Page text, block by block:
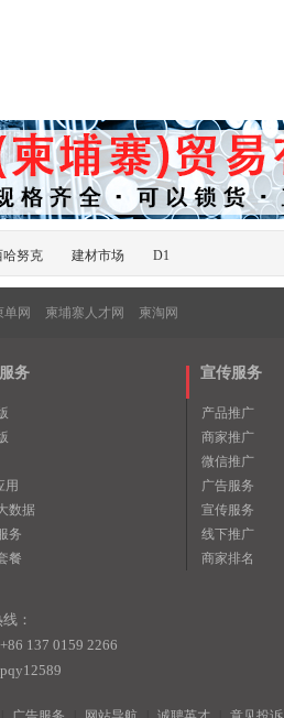
哈努克 建材市场 D1
单网 柬埔寨人才网 柬淘网
务
用
数据
务
餐
宣传服务
产品推广
商家推广
微信推广
广告服务
宣传服务
线下推广
商家排名
：
137 0159 2266